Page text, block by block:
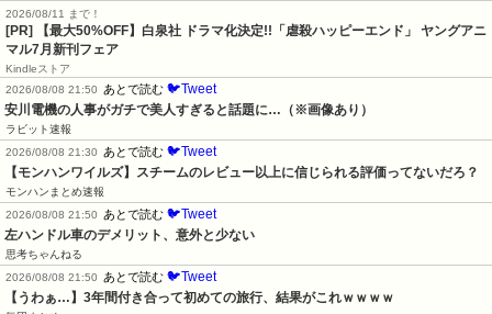
2026/08/11 まで！
[PR] 【最大50%OFF】白泉社 ドラマ化決定!!「虐殺ハッピーエンド」 ヤングアニ
マル7月新刊フェア
Kindleストア
2026/08/08 21:50
あとで読む 🐦Tweet
安川電機の人事がガチで美人すぎると話題に…（※画像あり）
ラビット速報
2026/08/08 21:30
あとで読む 🐦Tweet
【モンハンワイルズ】スチームのレビュー以上に信じられる評価ってないだろ？
モンハンまとめ速報
2026/08/08 21:50
あとで読む 🐦Tweet
左ハンドル車のデメリット、意外と少ない
思考ちゃんねる
2026/08/08 21:50
あとで読む 🐦Tweet
【うわぁ…】3年間付き合って初めての旅行、結果がこれｗｗｗｗ